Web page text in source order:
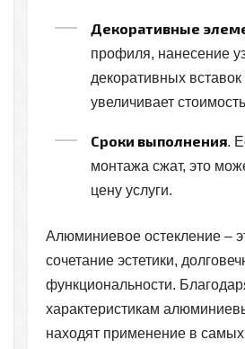
Декоративные
профиля, нанесение
декоративных вставок
увеличивает
Сроки выполнения.
монтажа сжат, это
цену услуги.
Алюминиевое остекление –
сочетание эстетики,
функциональности.
характеристикам
находят применение в